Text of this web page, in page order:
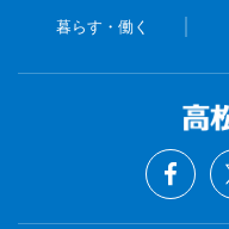
暮らす・働く